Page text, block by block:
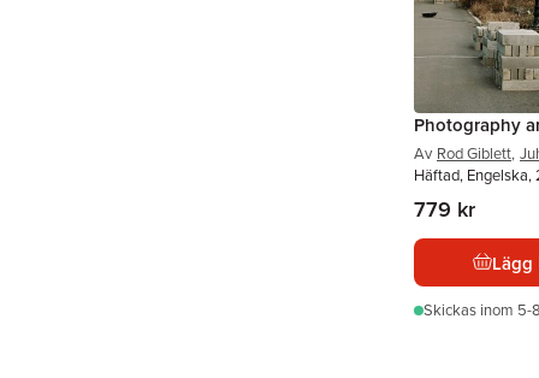
Photography
Av Rod Giblett,
Häftad, Engelska,
779 kr
Lägg
Skickas inom 5-